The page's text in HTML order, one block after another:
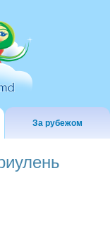
За рубежом